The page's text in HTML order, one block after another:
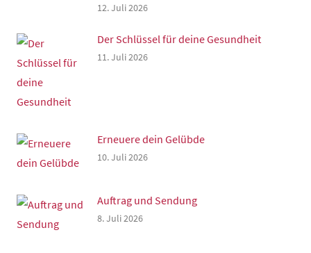
12. Juli 2026
Der Schlüssel für deine Gesundheit
11. Juli 2026
Erneuere dein Gelübde
10. Juli 2026
Auftrag und Sendung
8. Juli 2026